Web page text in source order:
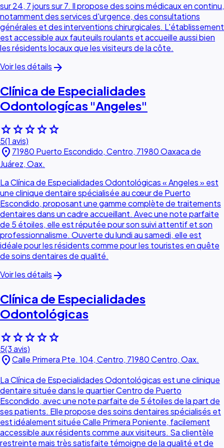
sur 24, 7 jours sur 7. Il propose des soins médicaux en continu,
notamment des services d'urgence, des consultations
générales et des interventions chirurgicales. L'établissement
est accessible aux fauteuils roulants et accueille aussi bien
les résidents locaux que les visiteurs de la côte.
Voir les détails arrow_forward
Clínica de Especialidades
Odontologícas "Angeles"
starstarstarstarstar
5(1 avis)
location_on 71980 Puerto Escondido, Centro, 71980 Oaxaca de
Juárez, Oax.
La Clínica de Especialidades Odontológicas « Angeles » est
une clinique dentaire spécialisée au cœur de Puerto
Escondido, proposant une gamme complète de traitements
dentaires dans un cadre accueillant. Avec une note parfaite
de 5 étoiles, elle est réputée pour son suivi attentif et son
professionnalisme. Ouverte du lundi au samedi, elle est
idéale pour les résidents comme pour les touristes en quête
de soins dentaires de qualité.
Voir les détails arrow_forward
Clínica de Especialidades
Odontológicas
starstarstarstarstar
5(3 avis)
location_onCalle Primera Pte. 104, Centro, 71980 Centro, Oax.
La Clínica de Especialidades Odontológicas est une clinique
dentaire située dans le quartier Centro de Puerto
Escondido, avec une note parfaite de 5 étoiles de la part de
ses patients. Elle propose des soins dentaires spécialisés et
est idéalement située Calle Primera Poniente, facilement
accessible aux résidents comme aux visiteurs. Sa clientèle
restreinte mais très satisfaite témoigne de la qualité et de